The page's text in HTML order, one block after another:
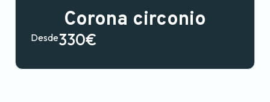
Corona circonio
Desde330€